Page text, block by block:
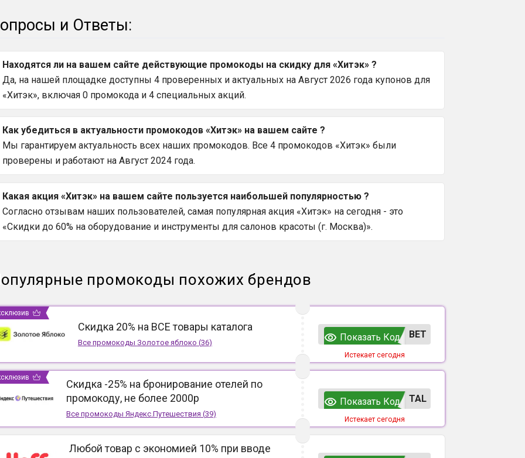
и Ответы:
Находятся ли на вашем сайте действующие промокоды на скидку для «Хитэк» ?
Да, на нашей площадке доступны 4 проверенных и актуальных на Август 2026 года купонов для
«Хитэк», включая 0 промокода и 4 специальных акций.
Как убедиться в актуальности промокодов «Хитэк» на вашем сайте ?
Мы гарантируем актуальность всех наших промокодов. Все 4 промокодов «Хитэк» были
проверены и работают на Август 2024 года.
Какая акция «Хитэк» на вашем сайте пользуется наибольшей популярностью ?
Согласно отзывам наших пользователей, самая популярная акция «Хитэк» на сегодня - это
«Скидки до 60% на оборудование и инструменты для салонов красоты (г. Москва)».
промокоды похожих брендов
Скидка 20% на ВСЕ товары каталога
Все промокоды Золотое яблоко (36)
ВЕТ
Показать Код
Истекает сегодня
Скидка -25% на бронирование отелей по
промокоду, не более 2000р
Все промокоды Яндекс.Путешествия (39)
TAL
Показать Код
Истекает сегодня
Любой товар с экономией 10% при вводе